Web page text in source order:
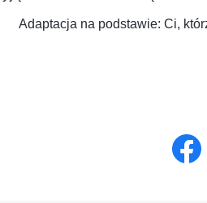
Adaptacja na podstawie: Ci,